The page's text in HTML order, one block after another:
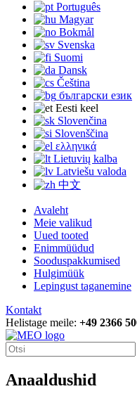
Português
Magyar
Bokmål
Svenska
Suomi
Dansk
Čeština
български език
Eesti keel
Slovenčina
Slovenščina
ελληνικά
Lietuvių kalba
Latviešu valoda
中文
Avaleht
Meie valikud
Uued tooted
Enimmüüdud
Sooduspakkumised
Hulgimüük
Lepingust taganemine
Kontakt
Helistage meile: +49 2366
Anaaldushid